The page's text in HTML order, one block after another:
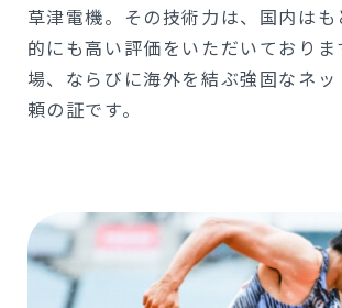
草津電機。その技術力は、国内はも
的にも高い評価をいただいておりま
場、ならびに海外を結ぶ強固なネ
頼の証です。